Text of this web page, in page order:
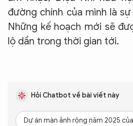
đường chính của mình là
Những kế hoạch mới sẽ
lộ dần trong thời gian tới.
Hỏi Chatbot về bài viết này
Dự án màn ảnh rộng năm 2025